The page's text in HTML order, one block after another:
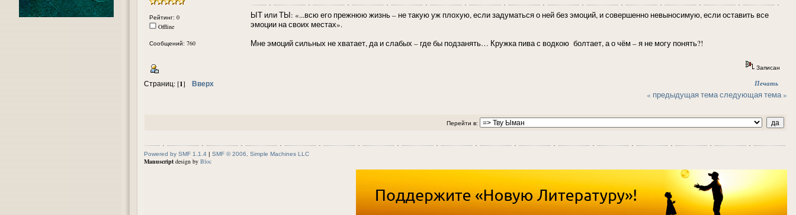
Рейтинг: 0
Offline
Сообщений: 760
ЫТ или ТЫ: «...всю его прежнюю жизнь – не такую уж плохую, если задуматься о ней без эмоций, и совершенно невыносимую, если оставить все
эмоции на своих местах».
Мне эмоций сильных не хватает, да и слабых – где бы подзанять… Кружка пива с водкою болтает, а о чём – я не могу понять?!
Записан
Страниц: [1] Вверх Печать
« предыдущая темаследующая тема »
Перейти в:
Powered by SMF 1.1.4 | SMF © 2006, Simple Machines LLC
Manuscript design by Bloc